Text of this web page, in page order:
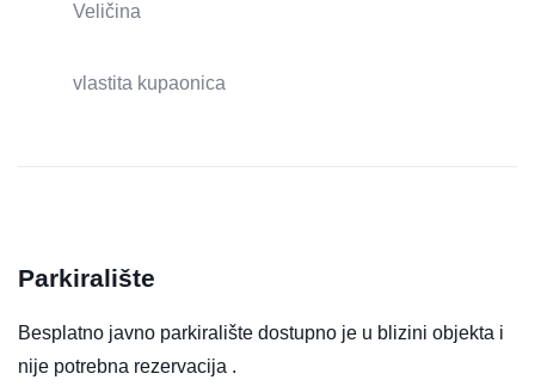
Veličina
vlastita kupaonica
Parkiralište
Besplatno javno parkiralište dostupno je u blizini objekta i
nije potrebna rezervacija .